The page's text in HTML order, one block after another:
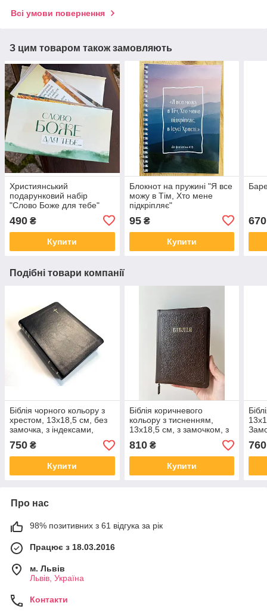
Всі умови повернення
З цим товаром також замовляють
Християнський
подарунковий набір
"Слово Боже для тебе"
490 ₴
Купити
Блокнот на пружині "Я все
можу в Тім, Хто мене
підкріпляє"
95₴
Купити
670
Подібні товари компанії
Біблія чорного кольору з
хрестом, 13х18,5 см, без
замочка, з індексами,
золотий зріз
750 ₴
Купити
Біблія коричневого
кольору з тисненням,
13х18,5 см, з замочком, з
індексами, золотий зріз
810₴
Купити
760
Про нас
98% позитивних з 61 відгука за рік
Працює з 18.03.2016
м. Львів
Львів, Україна
Контакти